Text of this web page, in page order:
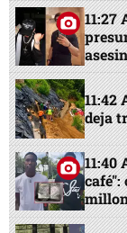
11:27
11:42
deja
11:40
café":